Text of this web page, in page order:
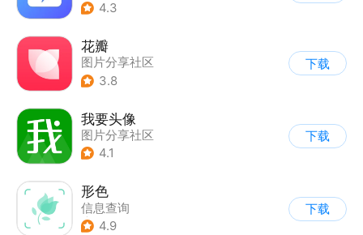
4.3
花瓣
图片分享社区
3.8
下载
我要头像
图片分享社区
4.1
下载
形色
信息查询
| 图片分享社区
4.9
下载